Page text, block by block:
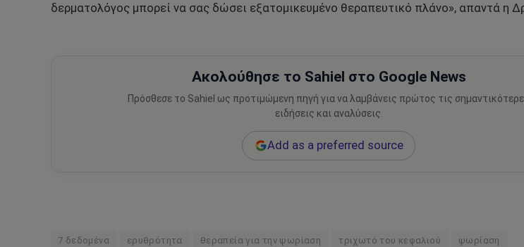
δερματολόγος μπορεί να σας δώσει εξατομικευμένο θεραπευτικό πλάνο», απαντά η
Ακολούθησε το Sahiel στο Google News
Πρόσθεσε το Sahiel ως προτιμώμενη πηγή για να λαμβάνεις πρώτος τις
ειδήσεις και αναλύσεις.
Add as a preferred source
7 δεδομένα ερυθρότητα θεραπεία για την ψωρίαση τριχωτό του κεφαλιού ψωρίαση